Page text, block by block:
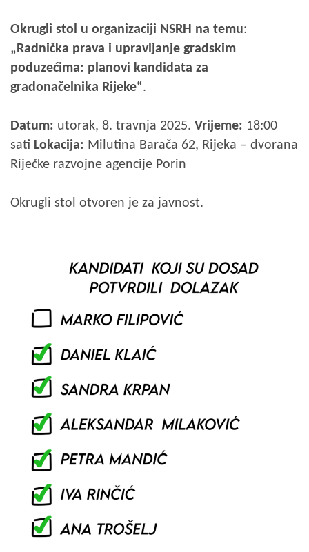
Okrugli stol u organizaciji NSRH na temu:
„Radnička prava i upravljanje gradskim
poduzećima: planovi kandidata za
gradonačelnika Rijeke“.
Datum: utorak, 8. travnja 2025. Vrijeme: 18:00
sati Lokacija: Milutina Barača 62, Rijeka – dvorana
Riječke razvojne agencije Porin
Okrugli stol otvoren je za javnost.